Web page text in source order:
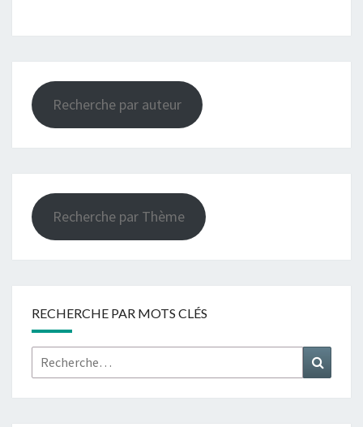
Recherche par auteur
Recherche par Thème
RECHERCHE PAR MOTS CLÉS
Rechercher :